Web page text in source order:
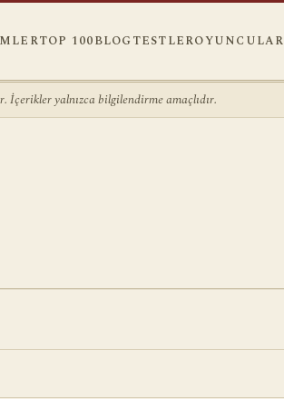
TOP 100BLOGTESTLEROYUNCULAR
İçerikler yalnızca bilgilendirme amaçlıdır.